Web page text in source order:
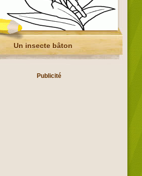
Un insecte bâton
Publicité